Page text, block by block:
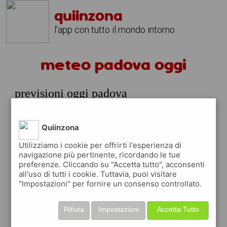
quiinzona
l'app con tutto il mondo intorno
meteo padova oggi
previsioni oggi padova
prossime ore
21:00
pioggia
leggera
29°
29° min30° max
65 % 4.01 km/h
meteo padova domani e prossimi
giorni
Quiinzona
Utilizziamo i cookie per offrirti l'esperienza di
navigazione più pertinente, ricordando le tue
preferenze. Cliccando su "Accetta tutto", acconsenti
all'uso di tutti i cookie. Tuttavia, puoi visitare
"Impostazioni" per fornire un consenso controllato.
Accetta Tutto
Impostazioni
Rifiuta